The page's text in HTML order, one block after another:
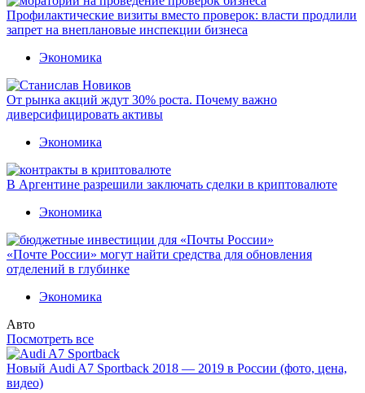
Профилактические визиты вместо проверок: власти продлили
запрет на внеплановые инспекции бизнеса
Экономика
От рынка акций ждут 30% роста. Почему важно
диверсифицировать активы
Экономика
В Аргентине разрешили заключать сделки в криптовалюте
Экономика
«Почте России» могут найти средства для обновления
отделений в глубинке
Экономика
Авто
Посмотреть все
Новый Audi A7 Sportback 2018 — 2019 в России (фото, цена,
видео)